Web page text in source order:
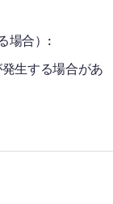
場合）:
生する場合があ